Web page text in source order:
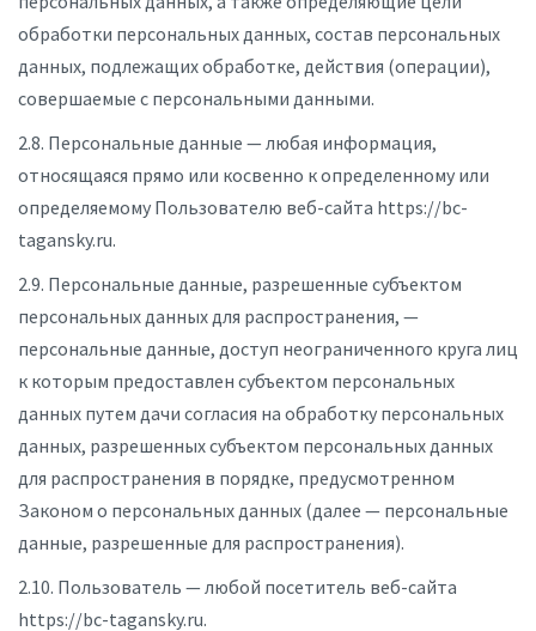
обработки персональных данных, состав персональных
данных, подлежащих обработке, действия (операции),
совершаемые с персональными данными.
2.8. Персональные данные — любая информация,
относящаяся прямо или косвенно к определенному или
определяемому Пользователю веб-сайта https://bc-
tagansky.ru.
2.9. Персональные данные, разрешенные субъектом
персональных данных для распространения, —
персональные данные, доступ неограниченного круга лиц
к которым предоставлен субъектом персональных
данных путем дачи согласия на обработку персональных
данных, разрешенных субъектом персональных данных
для распространения в порядке, предусмотренном
Законом о персональных данных (далее — персональные
данные, разрешенные для распространения).
2.10. Пользователь — любой посетитель веб-сайта
https://bc-tagansky.ru.